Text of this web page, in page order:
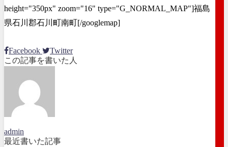
height="350px" zoom="16" type="G_NORMAL_MAP"]福島
県石川郡石川町南町[/googlemap]
Facebook
Twitter
この記事を書いた人
admin
最近書いた記事